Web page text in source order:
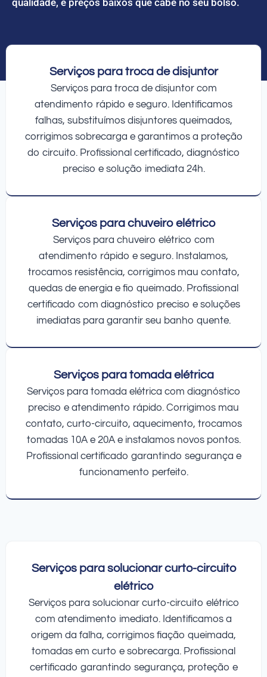
Serviços para troca de disjuntor
Serviços para troca de disjuntor com
atendimento rápido e seguro. Identificamos
falhas, substituímos disjuntores queimados,
corrigimos sobrecarga e garantimos a proteção
do circuito. Profissional certificado, diagnóstico
preciso e solução imediata 24h.
Serviços para chuveiro elétrico
Serviços para chuveiro elétrico com
atendimento rápido e seguro. Instalamos,
trocamos resistência, corrigimos mau contato,
quedas de energia e fio queimado. Profissional
certificado com diagnóstico preciso e soluções
imediatas para garantir seu banho quente.
Serviços para tomada elétrica
Serviços para tomada elétrica com diagnóstico
preciso e atendimento rápido. Corrigimos mau
contato, curto-circuito, aquecimento, trocamos
tomadas 10A e 20A e instalamos novos pontos.
Profissional certificado garantindo segurança e
funcionamento perfeito.
Serviços para solucionar curto-circuito
elétrico
Serviços para solucionar curto-circuito elétrico
com atendimento imediato. Identificamos a
origem da falha, corrigimos fiação queimada,
tomadas em curto e sobrecarga. Profissional
certificado garantindo segurança, proteção e